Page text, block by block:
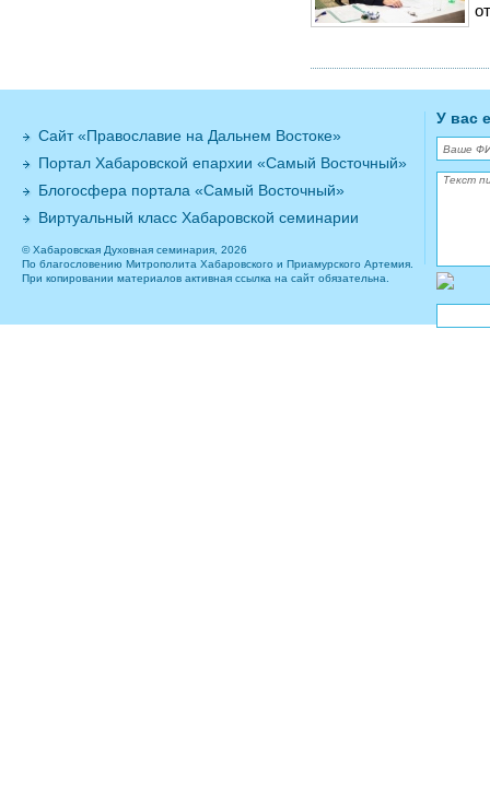
Сайт «Православие на Дальнем Востоке»
Портал Хабаровской епархии «Самый Восточный»
Блогосфера портала «Самый Восточный»
Виртуальный класс Хабаровской семинарии
© Хабаровская Духовная семинария, 2026
По благословению Митрополита Хабаровского и Приамурского Артемия.
При копировании материалов активная ссылка на сайт обязательна.
У вас